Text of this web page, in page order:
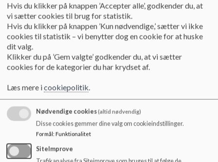
os, oplever du både medinddragelse og medindflydelse. Vi
tror nemlig på, at de bedste løsninger findes i fællesskab.
Vi er optagede af at skabe et fælles fagligt grundlag med
fokus på anerkendende relationer og tryghedscirklen. Vi er
ambitiøse på børnenes vegne og har arbejdet grundigt med
vores organisering, så vi sikrer tid til fordybelse uden for
læreplan og deler os hver dag i mindre grupper for at lave
planlagte aktiviteter ud fra læreplanstemaerne.
Feedback og fællesskab
Det er vigtigt for os, at alle børn oplever den samme kvalitet -
uanset hvilken stue, man går på. Vi tilbyder et godt
arbejdsfællesskab med god stemning, hvor man hjælper og
Hvis du klikker på knappen ’Accepter alle’, godkender du, at
vi sætter cookies til brug for statistik.
Hvis du klikker på knappen ’Kun nødvendige,’ sætter vi ikke
cookies til statistik – vi benytter dog en cookie for at huske
dit valg.
Klikker du på ’Gem valgte’ godkender du, at vi sætter
cookies for de kategorier du har krydset af.
Læs mere icookiepolitik.
Nødvendige cookies(altid nødvendig)
Disse cookies gemmer dine valg om cookieindstillinger.
Formål: Funktionalitet
SiteImprove